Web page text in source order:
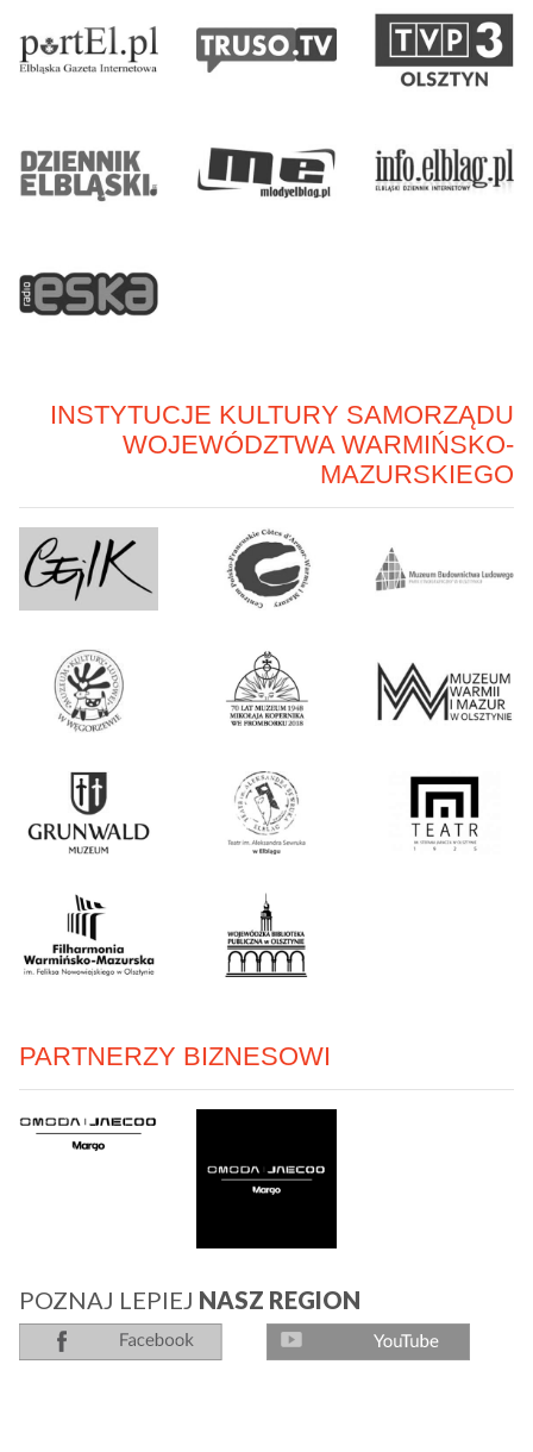
INSTYTUCJE KULTURY SAMORZĄDU
WOJEWÓDZTWA WARMIŃSKO-
MAZURSKIEGO
PARTNERZY BIZNESOWI
POZNAJ LEPIEJ NASZ REGION